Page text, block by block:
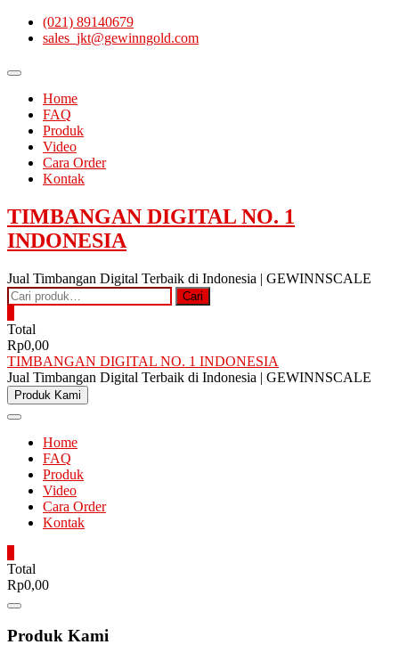
Skip
(021) 89140679
sales_jkt@gewinngold.com
Topbar
Home
FAQ
Produk
Video
Cara Order
Kontak
TIMBANGAN DIGITAL NO. 1
INDONESIA
Jual Timbangan Digital Terbaik di Indonesia | GEWINNSCALE
Pencarian
untuk:
Cari
Total
Rp0,00
TIMBANGAN DIGITAL NO. 1 INDONESIA
Jual Timbangan Digital Terbaik di Indonesia | GEWINNSCALE
Produk Kami
Home
FAQ
Produk
Video
Cara Order
Kontak
Total
Rp0,00
Catalog
Produk Kami